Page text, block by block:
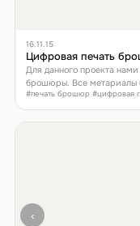
16.11.15
Цифровая печать
Для данного проекта
брошюры. Все метариалы
#печать брошюр #цифровая
‹